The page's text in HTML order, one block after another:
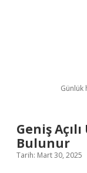
Günlük
Geniş
Bulunur
Tarih: Mart 30, 2025